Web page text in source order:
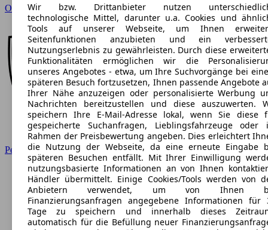
Opel
Peugeot
Wir bzw. Drittanbieter nutzen
technologische Mittel, darunter u.a. Cookies und
Tools auf unserer Webseite, um Ihnen
Seitenfunktionen anzubieten und ein
Nutzungserlebnis zu gewährleisten. Durch diese
Funktionalitäten ermöglichen wir die
unseres Angebotes - etwa, um Ihre Suchvorgänge bei
späteren Besuch fortzusetzen, Ihnen passende Angebote
Ihrer Nähe anzuzeigen oder personalisierte Werbung
Nachrichten bereitzustellen und diese auszuwerten.
speichern Ihre E-Mail-Adresse lokal, wenn Sie diese
gespeicherte Suchanfragen, Lieblingsfahrzeuge oder
Rahmen der Preisbewertung angeben. Dies erleichtert
die Nutzung der Webseite, da eine erneute Eingabe
späteren Besuchen entfällt. Mit Ihrer Einwilligung
nutzungsbasierte Informationen an von Ihnen
Händler übermittelt. Einige Cookies/Tools werden von
Anbietern verwendet, um von Ihnen
Finanzierungsanfragen angegebene Informationen für
Tage zu speichern und innerhalb dieses
automatisch für die Befüllung neuer